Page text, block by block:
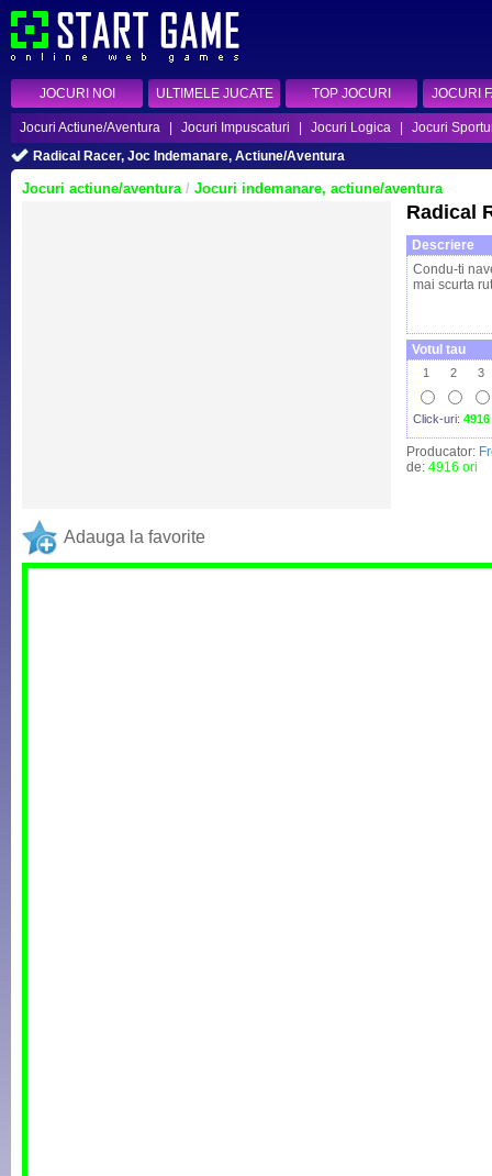
JOCURI NOI ULTIMELE JUCATE TOP JOCURI JOCURI
Jocuri Actiune/Aventura Jocuri Impuscaturi Jocuri Logica
Jocuri
Radical Racer, Joc Indemanare, Actiune/Aventura
Jocuri actiune/aventura/ Jocuri indemanare, actiune/aventura
Radical
Descriere
Condu-ti
mai scurta
Votul tau
1 2 3
Click-uri: 4916
Producator:
de: 4916 ori
Adauga la favorite